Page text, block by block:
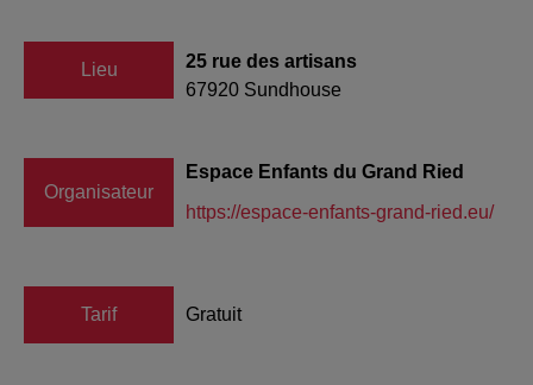
Lieu
25 rue des artisans
67920 Sundhouse
Organisateur
Espace Enfants du Grand Ried
https://espace-enfants-grand-ried.eu/
Tarif Gratuit